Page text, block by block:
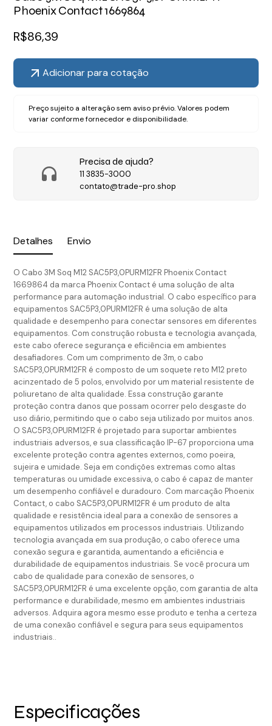
Detalhes Envio
O Cabo 3M Soq M12 SAC5P3,0PURM12FR Phoenix Contact
1669864 da marca Phoenix Contact é uma solução de alta
performance para automação industrial. O cabo específico para
equipamentos SAC5P3,0PURM12FR é uma solução de alta
qualidade e desempenho para conectar sensores em diferentes
equipamentos. Com construção robusta e tecnologia avançada,
este cabo oferece segurança e eficiência em ambientes
desafiadores. Com um comprimento de 3m, o cabo
SAC5P3,0PURM12FR é composto de um soquete reto M12 preto
acinzentado de 5 polos, envolvido por um material resistente de
poliuretano de alta qualidade. Essa construção garante
proteção contra danos que possam ocorrer pelo desgaste do
uso diário, permitindo que o cabo seja utilizado por muitos anos.
O SAC5P3,0PURM12FR é projetado para suportar ambientes
industriais adversos, e sua classificação IP-67 proporciona uma
excelente proteção contra agentes externos, como poeira,
sujeira e umidade. Seja em condições extremas como altas
temperaturas ou umidade excessiva, o cabo é capaz de manter
um desempenho confiável e duradouro. Com marcação Phoenix
Contact, o cabo SAC5P3,0PURM12FR é um produto de alta
qualidade e resistência ideal para a conexão de sensores a
equipamentos utilizados em processos industriais. Utilizando
tecnologia avançada em sua produção, o cabo oferece uma
conexão segura e garantida, aumentando a eficiência e
durabilidade de equipamentos industriais. Se você procura um
cabo de qualidade para conexão de sensores, o
SAC5P3,0PURM12FR é uma excelente opção, com garantia de alta
performance e durabilidade, mesmo em ambientes industriais
adversos. Adquira agora mesmo esse produto e tenha a certeza
de uma conexão confiável e segura para seus equipamentos
industriais..
Phoenix Contact 1669864
R$86,39
Adicionar para cotação
Preço sujeito a alteração sem aviso prévio. Valores podem
variar conforme fornecedor e disponibilidade.
Precisa de ajuda?
11 3835-3000
contato@trade-pro.shop
Especificações